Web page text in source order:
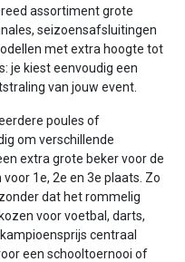
assortiment grote
seizoensafsluitingen
met extra hoogte tot
je kiest eenvoudig een
van jouw event.
poules of
om verschillende
extra grote beker voor de
1e, 2e en 3e plaats. Zo
dat het rommelig
voor voetbal, darts,
centraal
een schooltoernooi of